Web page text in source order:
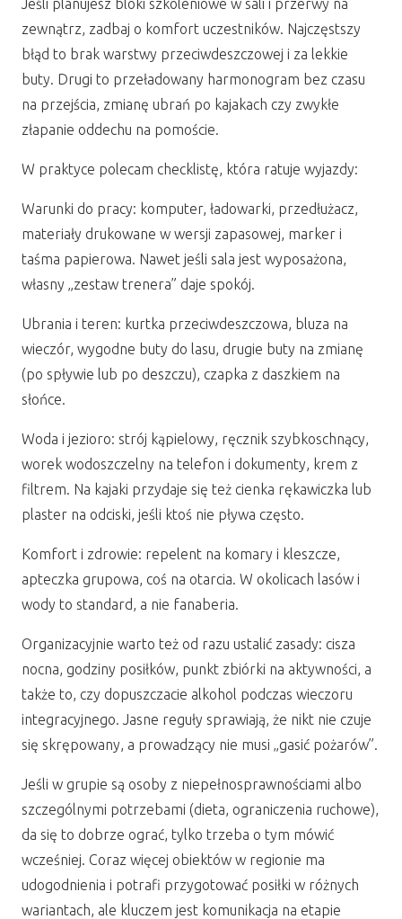
Jeśli planujesz bloki szkoleniowe w sali i przerwy na
zewnątrz, zadbaj o komfort uczestników. Najczęstszy
błąd to brak warstwy przeciwdeszczowej i za lekkie
buty. Drugi to przeładowany harmonogram bez czasu
na przejścia, zmianę ubrań po kajakach czy zwykłe
złapanie oddechu na pomoście.
W praktyce polecam checklistę, która ratuje wyjazdy:
Warunki do pracy: komputer, ładowarki, przedłużacz,
materiały drukowane w wersji zapasowej, marker i
taśma papierowa. Nawet jeśli sala jest wyposażona,
własny „zestaw trenera” daje spokój.
Ubrania i teren: kurtka przeciwdeszczowa, bluza na
wieczór, wygodne buty do lasu, drugie buty na zmianę
(po spływie lub po deszczu), czapka z daszkiem na
słońce.
Woda i jezioro: strój kąpielowy, ręcznik szybkoschnący,
worek wodoszczelny na telefon i dokumenty, krem z
filtrem. Na kajaki przydaje się też cienka rękawiczka lub
plaster na odciski, jeśli ktoś nie pływa często.
Komfort i zdrowie: repelent na komary i kleszcze,
apteczka grupowa, coś na otarcia. W okolicach lasów i
wody to standard, a nie fanaberia.
Organizacyjnie warto też od razu ustalić zasady: cisza
nocna, godziny posiłków, punkt zbiórki na aktywności, a
także to, czy dopuszczacie alkohol podczas wieczoru
integracyjnego. Jasne reguły sprawiają, że nikt nie czuje
się skrępowany, a prowadzący nie musi „gasić pożarów”.
Jeśli w grupie są osoby z niepełnosprawnościami albo
szczególnymi potrzebami (dieta, ograniczenia ruchowe),
da się to dobrze ograć, tylko trzeba o tym mówić
wcześniej. Coraz więcej obiektów w regionie ma
udogodnienia i potrafi przygotować posiłki w różnych
wariantach, ale kluczem jest komunikacja na etapie